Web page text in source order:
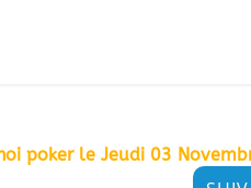
poker le Jeudi 03